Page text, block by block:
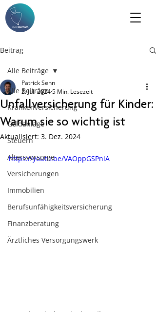
Beitrag
Alle Beiträge
Krankenversicherung
Geldanlage
Steuern
Altersvorsorge
Versicherungen
Immobilien
Berufsunfähigkeitsversicherung
Finanzberatung
Ärztliches Versorgungswerk
Alle Beiträge
Unfallversicherung für Kinder:
Warum sie so wichtig ist
Patrick Senn
2. Juli 20245 Min. Lesezeit
Aktualisiert: 3. Dez. 2024
https://youtu.be/VAOppGSPniA